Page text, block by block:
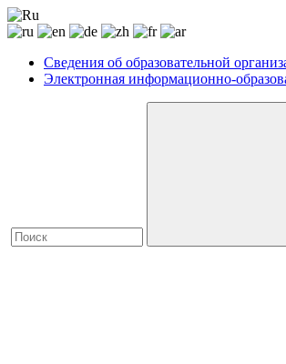
Сведения об образовательной
Электронная информационно-